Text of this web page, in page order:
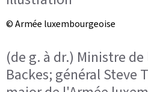
© Armée luxembourgeoise
(de g. à dr.) Ministre
Backes; général Steve